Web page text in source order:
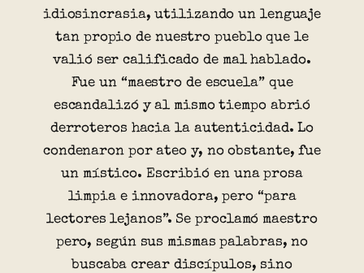
idiosincrasia, utilizando un lenguaje
tan propio de nuestro pueblo que le
valió ser calificado de mal hablado.
Fue un “maestro de escuela” que
escandalizó y al mismo tiempo abrió
derroteros hacia la autenticidad. Lo
condenaron por ateo y, no obstante, fue
un místico. Escribió en una prosa
limpia e innovadora, pero “para
lectores lejanos”. Se proclamó maestro
pero, según sus mismas palabras, no
buscaba crear discípulos, sino